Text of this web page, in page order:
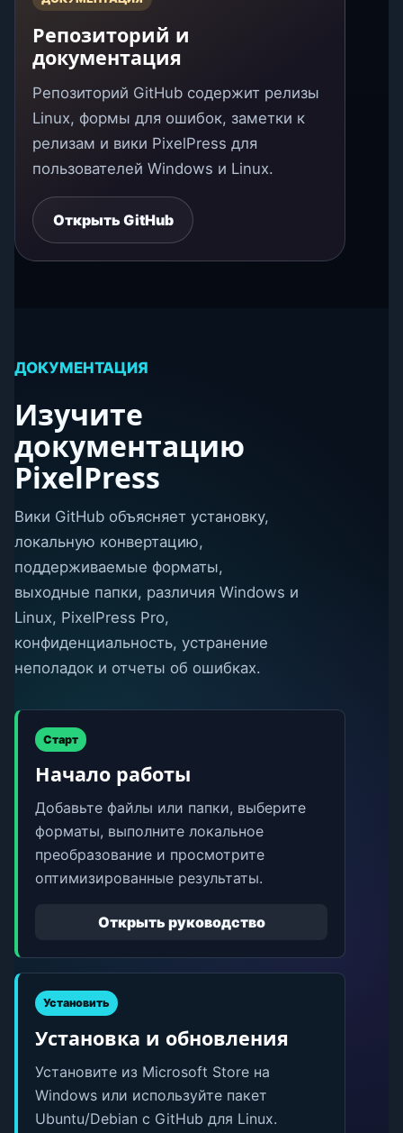
Репозиторий и
документация
Репозиторий GitHub содержит релизы
Linux, формы для ошибок, заметки к
релизам и вики PixelPress для
пользователей Windows и Linux.
Открыть GitHub
ДОКУМЕНТАЦИЯ
Изучите
документацию
PixelPress
Вики GitHub объясняет установку,
локальную конвертацию,
поддерживаемые форматы,
выходные папки, различия Windows и
Linux, PixelPress Pro,
конфиденциальность, устранение
неполадок и отчеты об ошибках.
Старт
Начало работы
Добавьте файлы или папки, выберите
форматы, выполните локальное
преобразование и просмотрите
оптимизированные результаты.
Открыть руководство
Установить
Установка и обновления
Установите из Microsoft Store на
Windows или используйте пакет
Ubuntu/Debian с GitHub для Linux.